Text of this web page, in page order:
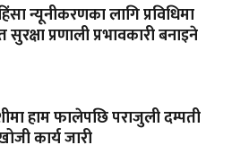
न्यूनीकरणका लागि प्रविधिमा
प्रणाली प्रभावकारी बनाइने
हाम फालेपछि पराजुली दम्पती
कार्य जारी